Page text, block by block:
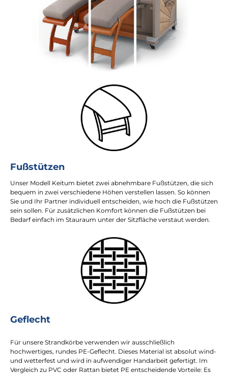
Fußstützen
Unser Modell Keitum bietet zwei abnehmbare Fußstützen, die sich
bequem in zwei verschiedene Höhen verstellen lassen. So können
Sie und Ihr Partner individuell entscheiden, wie hoch die Fußstützen
sein sollen. Für zusätzlichen Komfort können die Fußstützen bei
Bedarf einfach im Stauraum unter der Sitzfläche verstaut werden.
Geflecht
Für unsere Strandkörbe verwenden wir ausschließlich
hochwertiges, rundes PE-Geflecht. Dieses Material ist absolut wind-
und wetterfest und wird in aufwendiger Handarbeit gefertigt. Im
Vergleich zu PVC oder Rattan bietet PE entscheidende Vorteile: Es